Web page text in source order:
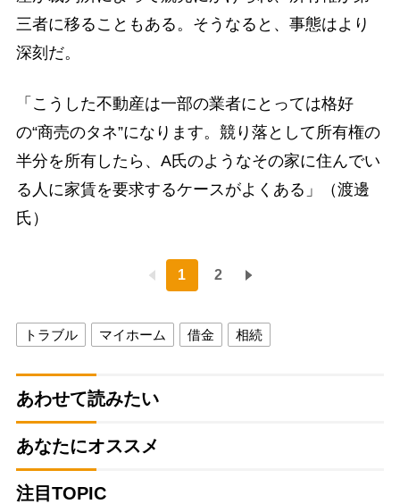
三者に移ることもある。そうなると、事態はより
深刻だ。
「こうした不動産は一部の業者にとっては格好
の“商売のタネ”になります。競り落として所有権の
半分を所有したら、A氏のようなその家に住んでい
る人に家賃を要求するケースがよくある」（渡邊
氏）
1 2
トラブル マイホーム 借金 相続
あわせて読みたい
あなたにオススメ
注目TOPIC